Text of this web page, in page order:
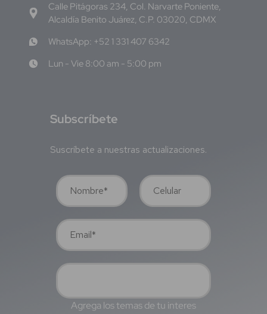
Calle Pitágoras 234, Col. Narvarte Poniente,
Alcaldía Benito Juárez, C.P. 03020, CDMX
WhatsApp: +52 1 331 407 6342
Lun - Vie 8:00 am - 5:00 pm
Subscríbete
Suscríbete a nuestras actualizaciones.
Agrega los temas de tu interes